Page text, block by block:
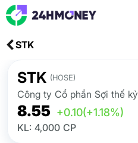
STK
STK (HOSE)
Công ty Cổ phần Sợi thế kỷ
8.55 +0.10(+1.18%)
KL: 4,000 CP